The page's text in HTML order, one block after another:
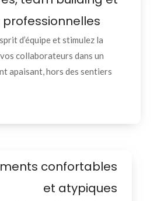
professionnelles
d’équipe et stimulez la
collaborateurs dans un
apaisant, hors des sentiers
confortables
et atypiques